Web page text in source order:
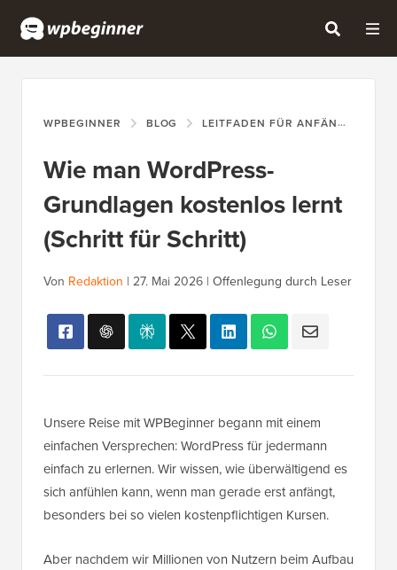
WPBEGINNER BLOG LEITFADEN FÜR ANFÄNGER
Wie man WordPress-
Grundlagen kostenlos lernt
(Schritt für Schritt)
Von Redaktion | 27. Mai 2026 | Offenlegung durch Leser
Unsere Reise mit WPBeginner begann mit einem
einfachen Versprechen: WordPress für jedermann
einfach zu erlernen. Wir wissen, wie überwältigend es
sich anfühlen kann, wenn man gerade erst anfängt,
besonders bei so vielen kostenpflichtigen Kursen.
Aber nachdem wir Millionen von Nutzern beim Aufbau